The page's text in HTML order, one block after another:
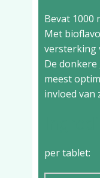
Bevat 1000
Met
versterking
De
meest
invloed van
per tablet: